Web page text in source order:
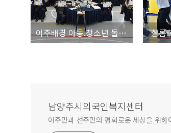
이주배경 아동.청소년 돌봄환경 조성을 위한 포럼 개최 샬롬
남양주시외국인복지센터
이주민과 선주민의 평화로운 세상을 위